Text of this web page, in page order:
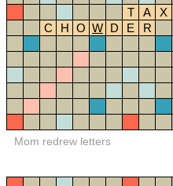
T A X
C
H O W D E R
Mom redrew letters